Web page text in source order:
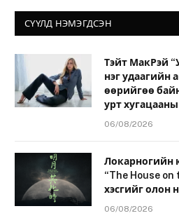
СҮҮЛД НЭМЭГДСЭН
Тэйт МакРэй
нэг
өөрийгөө
урт
06/08/2026
Локарногийн
“The House
хэсгийг олон
06/08/2026